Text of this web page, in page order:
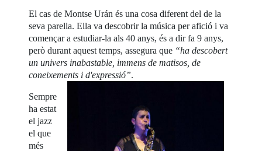
El cas de Montse Urán és una cosa diferent del de la
seva parella. Ella va descobrir la música per afició i va
començar a estudiar-la als 40 anys, és a dir fa 9 anys,
però durant aquest temps, assegura que “ha descobert
un univers inabastable, immens de matisos, de
coneixements i d'expressió”.
Sempre
ha estat
el jazz
el que
més